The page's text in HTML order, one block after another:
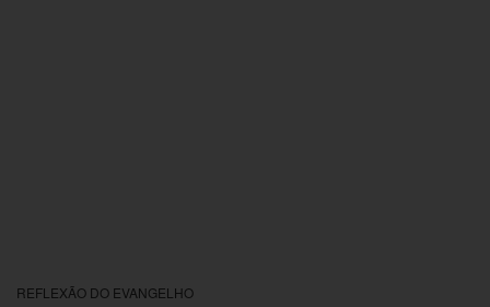
REFLEXÃO DO EVANGELHO